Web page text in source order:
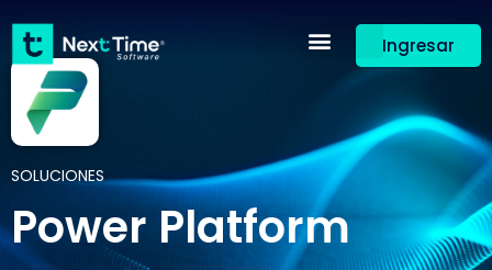
Ingresar
SOLUCIONES
Power Platform